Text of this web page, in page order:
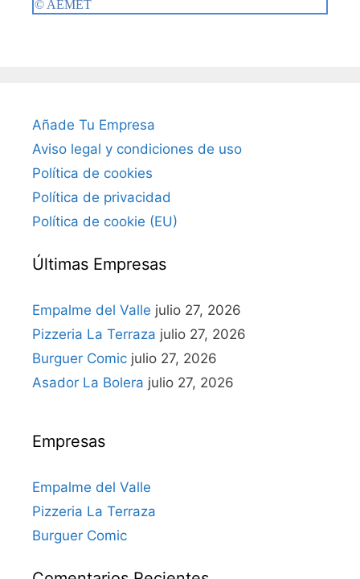
Añade Tu Empresa
Aviso legal y condiciones de uso
Política de cookies
Política de privacidad
Política de cookie (EU)
Últimas Empresas
Empalme del Valle julio 27, 2026
Pizzeria La Terraza julio 27, 2026
Burguer Comic julio 27, 2026
Asador La Bolera julio 27, 2026
Empresas
Empalme del Valle
Pizzeria La Terraza
Burguer Comic